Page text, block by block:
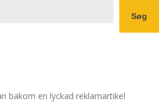
Søg
bakom en lyckad reklamartikel